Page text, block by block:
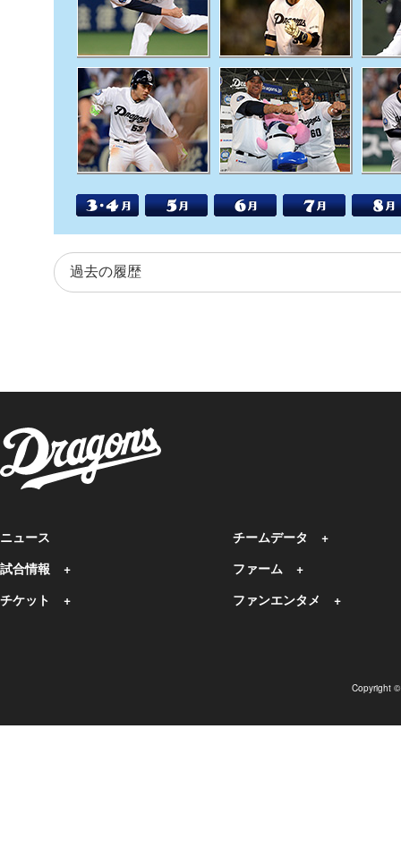
ニュース
試合情報
チケット
チームデータ
ファーム
ファンエンタメ
Copyright